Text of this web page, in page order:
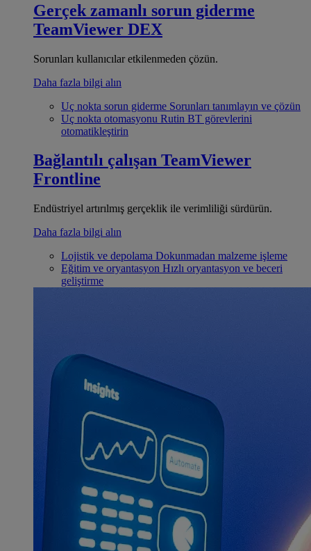
Gerçek zamanlı sorun giderme
TeamViewer DEX
Sorunları kullanıcılar etkilenmeden çözün.
Daha fazla bilgi alın
Uç nokta sorun giderme Sorunları tanımlayın ve çözün
Uç nokta otomasyonu Rutin BT görevlerini
otomatikleştirin
Bağlantılı çalışan TeamViewer
Frontline
Endüstriyel artırılmış gerçeklik ile verimliliği sürdürün.
Daha fazla bilgi alın
Lojistik ve depolama Dokunmadan malzeme işleme
Eğitim ve oryantasyon Hızlı oryantasyon ve beceri
geliştirme